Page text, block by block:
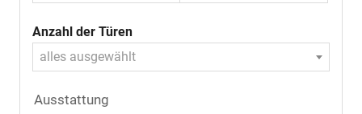
Anzahl der Türen
alles ausgewählt
Ausstattung